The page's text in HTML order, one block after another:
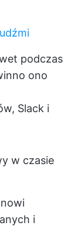
podczas
ono
Slack i
w czasie
i